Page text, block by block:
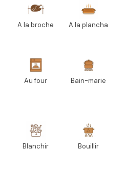
A la broche A la plancha
Au four Bain-marie
Blanchir Bouillir